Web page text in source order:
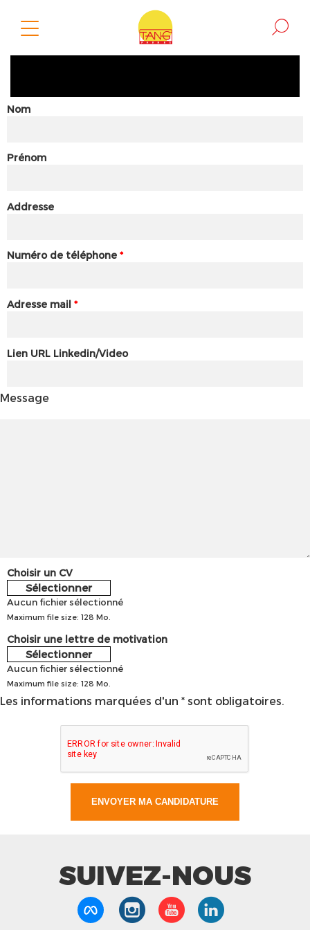
Nom
Prénom
Addresse
Numéro de téléphone *
Adresse mail *
Lien URL Linkedin/Video
Message
Choisir un CV
Sélectionner
Aucun fichier sélectionné
Maximum file size: 128 Mo.
Choisir une lettre de motivation
Sélectionner
Aucun fichier sélectionné
Maximum file size: 128 Mo.
Les informations marquées d'un * sont obligatoires.
SUIVEZ-NOUS